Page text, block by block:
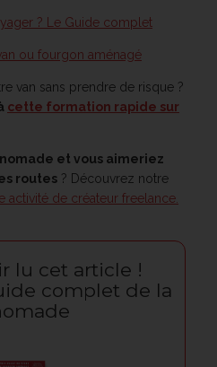
? Le Guide complet
ou fourgon aménagé
van sans prendre de risque ?
cette formation rapide sur
et vous aimeriez
routes ? Découvrez notre
activité de créateur freelance.
lu cet article !
complet de la